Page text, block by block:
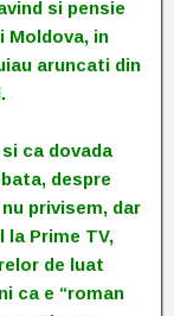
si pensie
Moldova, in
aruncati din
ca dovada
despre
privisem, dar
la Prime TV,
de luat
ca e “roman